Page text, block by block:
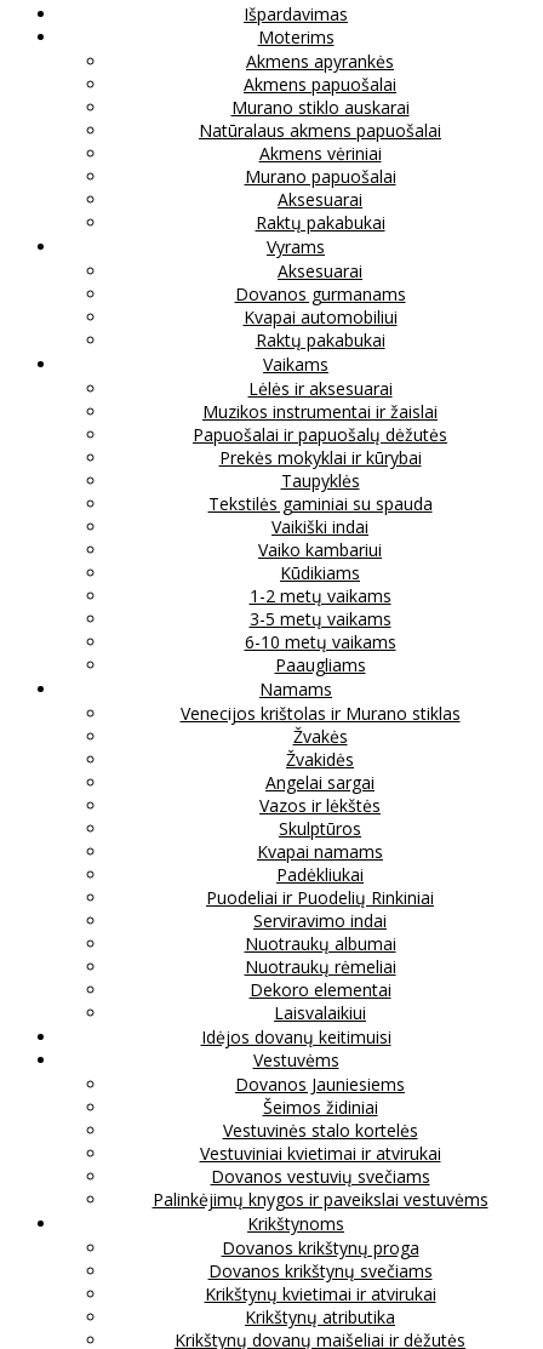
Išpardavimas
Moterims
Akmens apyrankės
Akmens papuošalai
Murano stiklo auskarai
Natūralaus akmens papuošalai
Akmens vėriniai
Murano papuošalai
Aksesuarai
Raktų pakabukai
Vyrams
Aksesuarai
Dovanos gurmanams
Kvapai automobiliui
Raktų pakabukai
Vaikams
Lėlės ir aksesuarai
Muzikos instrumentai ir žaislai
Papuošalai ir papuošalų dėžutės
Prekės mokyklai ir kūrybai
Taupyklės
Tekstilės gaminiai su spauda
Vaikiški indai
Vaiko kambariui
Kūdikiams
1-2 metų vaikams
3-5 metų vaikams
6-10 metų vaikams
Paaugliams
Namams
Venecijos krištolas ir Murano stiklas
Žvakės
Žvakidės
Angelai sargai
Vazos ir lėkštės
Skulptūros
Kvapai namams
Padėkliukai
Puodeliai ir Puodelių Rinkiniai
Serviravimo indai
Nuotraukų albumai
Nuotraukų rėmeliai
Dekoro elementai
Laisvalaikiui
Idėjos dovanų keitimuisi
Vestuvėms
Dovanos Jauniesiems
Šeimos židiniai
Vestuvinės stalo kortelės
Vestuviniai kvietimai ir atvirukai
Dovanos vestuvių svečiams
Palinkėjimų knygos ir paveikslai vestuvėms
Krikštynoms
Dovanos krikštynų proga
Dovanos krikštynų svečiams
Krikštynų kvietimai ir atvirukai
Krikštynų atributika
Krikštynų dovanų maišeliai ir dėžutės